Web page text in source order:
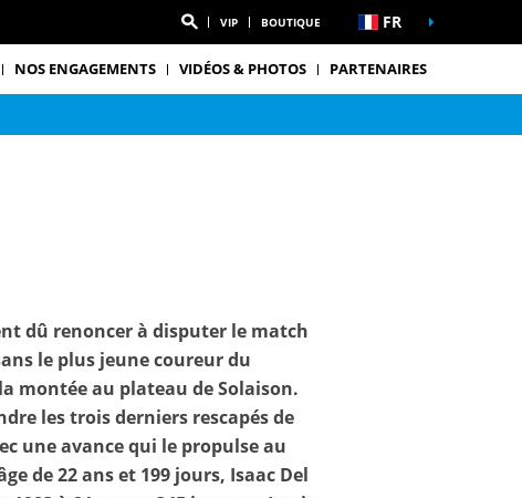
VIP BOUTIQUE FR
NOS ENGAGEMENTS VIDÉOS & PHOTOS PARTENAIRES
dû renoncer à disputer le match
le plus jeune coureur du
montée au plateau de Solaison.
les trois derniers rescapés de
une avance qui le propulse au
de 22 ans et 199 jours, Isaac Del